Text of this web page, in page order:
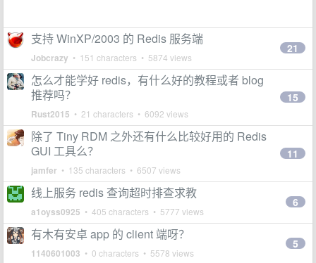
支持 WinXP/2003 的 Redis 服务端
Jobcrazy • 151 characters • 5874 views
21
怎么才能学好 redis，有什么好的教程或者 blog
推荐吗？
Rust2015 • 21 characters • 6092 views
15
除了 Tiny RDM 之外还有什么比较好用的 Redis
GUI 工具么？
jamfer • 135 characters • 6507 views
11
线上服务 redis 查询超时排查求教
a1oyss0925 • 405 characters • 5777 views
6
有木有安卓 app 的 client 端呀？
1140601003 • 0 characters • 5578 views
5